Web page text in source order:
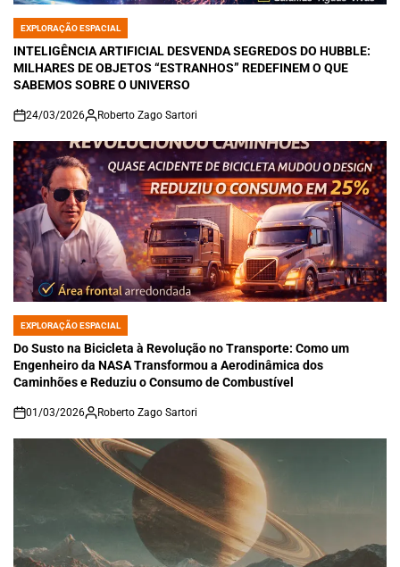
POSTED
IN
EXPLORAÇÃO ESPACIAL
INTELIGÊNCIA ARTIFICIAL DESVENDA SEGREDOS DO HUBBLE:
MILHARES DE OBJETOS “ESTRANHOS” REDEFINEM O QUE
SABEMOS SOBRE O UNIVERSO
on
24/03/2026 Roberto Zago Sartori
POSTED
IN
EXPLORAÇÃO ESPACIAL
Do Susto na Bicicleta à Revolução no Transporte: Como um
Engenheiro da NASA Transformou a Aerodinâmica dos
Caminhões e Reduziu o Consumo de Combustível
on
01/03/2026 Roberto Zago Sartori